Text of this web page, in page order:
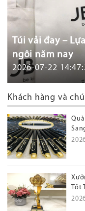
Túi vải đay –
ngôi năm nay
2026-07-22
Khách hàng và
Tốt